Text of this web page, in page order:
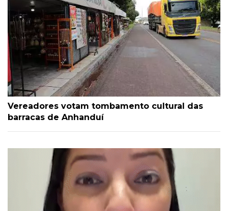
Vereadores votam tombamento cultural das
barracas de Anhanduí